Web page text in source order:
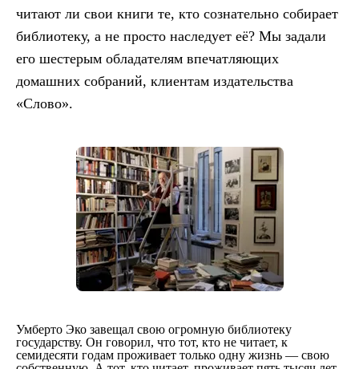
читают ли свои книги те, кто сознательно собирает
библиотеку, а не просто наследует её? Мы задали
его шестерым обладателям впечатляющих
домашних собраний, клиентам издательства
«Слово».
Умберто Эко завещал свою огромную библиотеку
государству. Он говорил, что тот, кто не читает, к
семидесяти годам проживает только одну жизнь — свою